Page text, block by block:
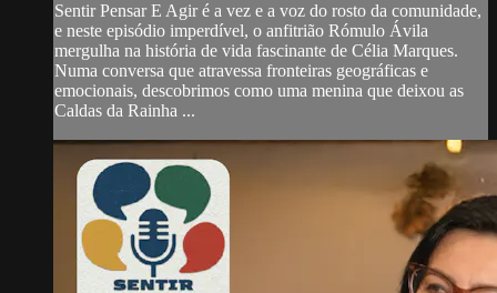
Sentir Pensar E Agir é a vez e a voz do rosto da comunidade,
e neste episódio imperdível, o anfitrião Rómulo Ávila
mergulha na história de vida fascinante de Célia Marques.
Numa conversa que atravessa fronteiras geográficas e
emocionais, descobrimos como uma menina que deixou as
Caldas da Rainha ...